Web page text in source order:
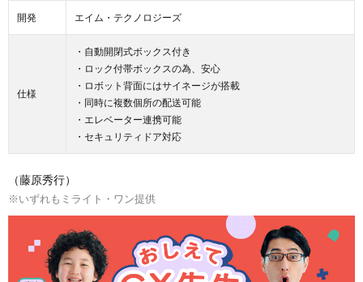
開発 エイム・テクノロジーズ
仕様
・自動開閉式ボックス付き
・ロック付帯ボックスの為、安心
・ロボット背面にはサイネージが搭載
・同時に複数個所の配送可能
・エレベーター連携可能
・セキュリティドア対応
（藤原秀行）
※いずれもミライト・ワン提供